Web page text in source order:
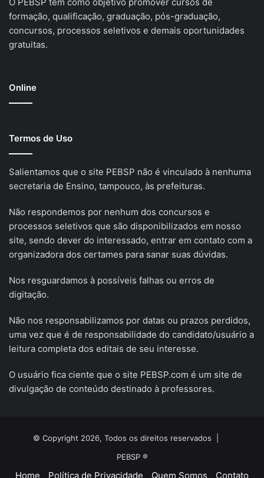
formação, qualificação, graduação, pós-graduação,
concursos, processos seletivos e demais oportunidades
gratuitas.
Online
Termos de Uso
Salientamos que o site PEBSP não é vinculado à nenhuma
secretaria de Ensino, tampouco, às prefeituras.
Não respondemos por nenhum dos concursos e
processos seletivos que são disponibilizados em nosso
site, sendo dever do interessado, entrar em contato com a
organizadora dos certames para sanar suas dúvidas.
Nos resguardamos à possíveis falhas ou erros de
digitação.
Não nos responsabilizamos por datas ou prazos perdidos,
uma vez que é de responsabilidade do candidato/usuário a
leitura completa dos editais de seu interesse.
O usuário fica ciente que o site PEBSP.com é um site de
divulgação de conteúdo destinado à professores.
© Copyright 2026, Todos os direitos reservados |
PEBSP ®
Home Política de Privacidade Quem Somos Contato